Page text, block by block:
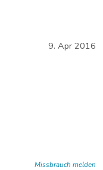
9. Apr 2016
Missbrauch melden